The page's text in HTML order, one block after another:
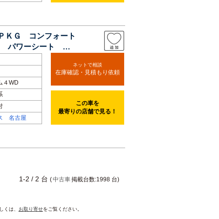
ＫＧ コンフォート
パワーシート 電
４WD
名古屋
ネットで相談
在庫確認・見積もり依頼
この車を
最寄りの店舗で見る！
1-2 / 2 台 (中古車掲載台数:1998 台)
くは、 お取り寄せをご覧ください。